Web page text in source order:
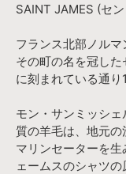
SAINT JAMES (セ
フランス北部ノルマ
その町の名を冠し
に刻まれている通り
モン・サンミッシ
質の羊毛は、地元
マリンセーターを
ェームスのシャツの